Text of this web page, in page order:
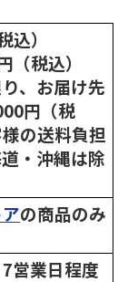
）
税込）
、お届け先
円（税
の送料負担
・沖縄は除
の商品のみ
営業日程度